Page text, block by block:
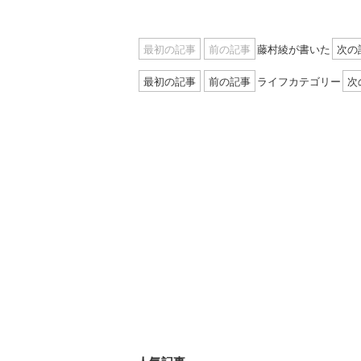
最初の記事 前の記事 藤村綾が書いた 次の
最初の記事 前の記事 ライフカテゴリー 次